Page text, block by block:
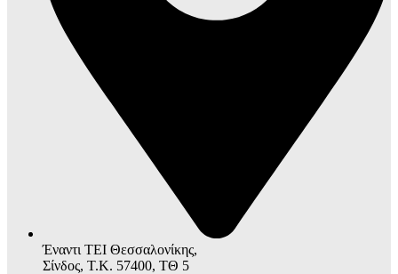
Έναντι ΤΕΙ Θεσσαλονίκης,
Σίνδος, Τ.Κ. 57400, ΤΘ 5